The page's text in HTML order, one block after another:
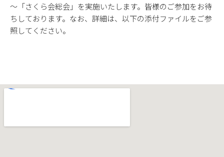
～「さくら会総会」を実施いたします。皆様のご参加をお待
ちしております。なお、詳細は、以下の添付ファイルをご参
照してください。